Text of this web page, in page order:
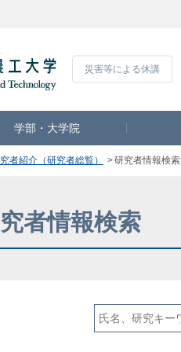
災害等による休講
学部・大学院
者紹介（研究者総覧） 研究者情報検索
者情報検索